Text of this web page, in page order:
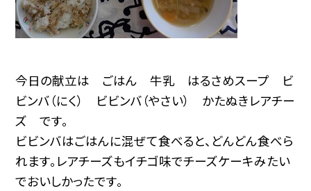
今日の献立は ごはん 牛乳 はるさめスープ ビ
ビンバ（にく） ビビンバ（やさい） かたぬきレアチー
ズ です。
ビビンバはごはんに混ぜて食べると、どんどん食べら
れます。レアチーズもイチゴ味でチーズケーキみたい
でおいしかったです。